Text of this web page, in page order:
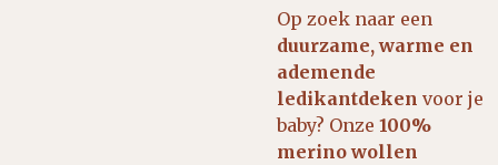
Op zoek naar een
duurzame, warme en
ademende
ledikantdeken voor je
baby? Onze 100%
merino wollen